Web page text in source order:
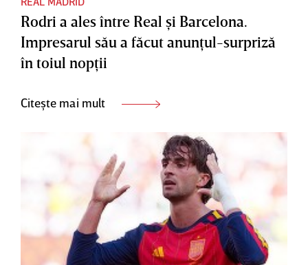
Rodri a ales între Real şi Barcelona.
Impresarul său a făcut anunţul-surpriză
în toiul nopţii
Citește mai mult